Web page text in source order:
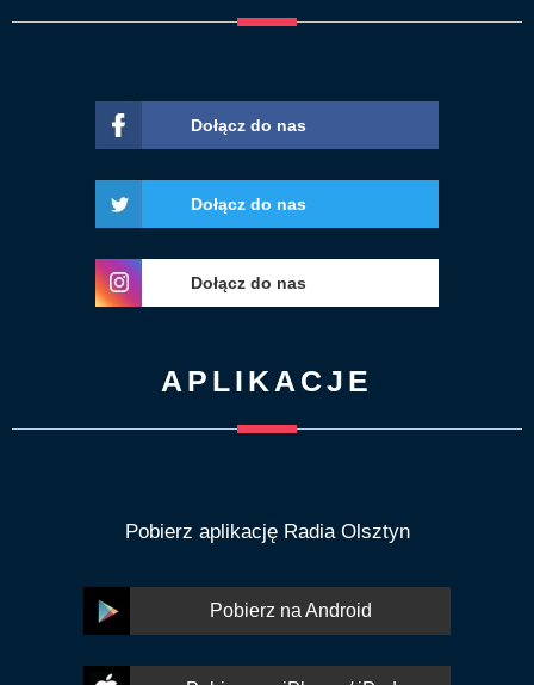
Dołącz do nas
Dołącz do nas
Dołącz do nas
APLIKACJE
Pobierz aplikację Radia Olsztyn
Pobierz na Android